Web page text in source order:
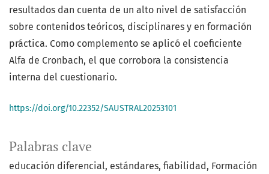
Palabras clave
educación diferencial estándares fiabilidad
Formación
resultados dan cuenta de un alto nivel de satisfacción
sobre contenidos teóricos, disciplinares y en formación
práctica. Como complemento se aplicó el coeficiente
Alfa de Cronbach, el que corrobora la consistencia
interna del cuestionario.
https://doi.org/10.22352/SAUSTRAL20253101